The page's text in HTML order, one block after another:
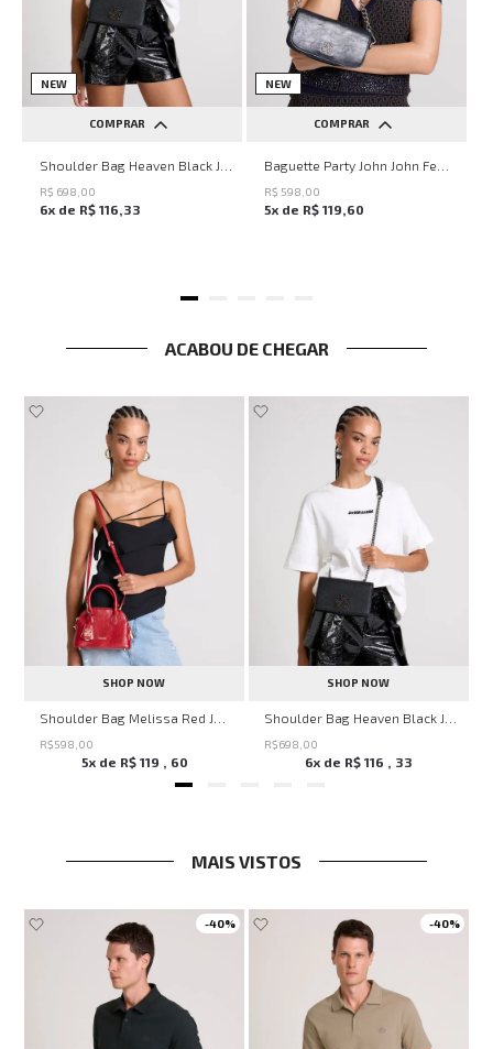
NEW
COMPRAR
UN
R$ 698 00
6x de R$ 116 33
NEW
COMPRAR
UN
R$ 598 00
5x de R$ 119 60
ACABOU DE CHEGAR
SHOP NOW
R$598 00
5x de R$ 119 , 60
SHOP NOW
R$698 00
6x de R$ 116 , 33
MAIS VISTOS
-40% -40%